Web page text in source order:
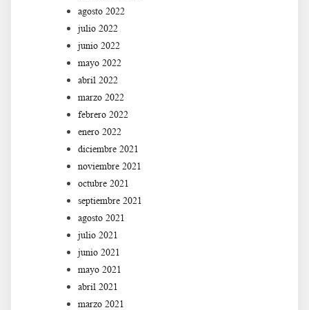
agosto 2022
julio 2022
junio 2022
mayo 2022
abril 2022
marzo 2022
febrero 2022
enero 2022
diciembre 2021
noviembre 2021
octubre 2021
septiembre 2021
agosto 2021
julio 2021
junio 2021
mayo 2021
abril 2021
marzo 2021